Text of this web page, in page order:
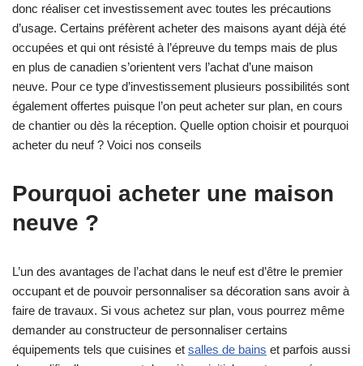
donc réaliser cet investissement avec toutes les précautions
d’usage. Certains préfèrent acheter des maisons ayant déjà été
occupées et qui ont résisté à l’épreuve du temps mais de plus
en plus de canadien s’orientent vers l’achat d’une maison
neuve. Pour ce type d’investissement plusieurs possibilités sont
également offertes puisque l’on peut acheter sur plan, en cours
de chantier ou dès la réception. Quelle option choisir et pourquoi
acheter du neuf ? Voici nos conseils
Pourquoi acheter une maison
neuve ?
L’un des avantages de l’achat dans le neuf est d’être le premier
occupant et de pouvoir personnaliser sa décoration sans avoir à
faire de travaux. Si vous achetez sur plan, vous pourrez même
demander au constructeur de personnaliser certains
équipements tels que cuisines et salles de bains et parfois aussi